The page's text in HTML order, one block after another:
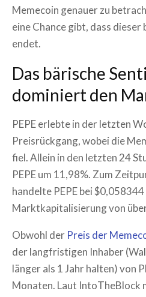
Memecoin genauer zu
eine Chance gibt, dass dieser
endet.
Das bärische
dominiert den
PEPE erlebte in der letzten
Preisrückgang, wobei die
fiel. Allein in den letzten 24
PEPE um 11,98%. Zum
handelte PEPE bei
Marktkapitalisierung von
Obwohl der Preis der
der langfristigen Inhaber
länger als 1 Jahr halten) von
Monaten. Laut IntoTheBlock